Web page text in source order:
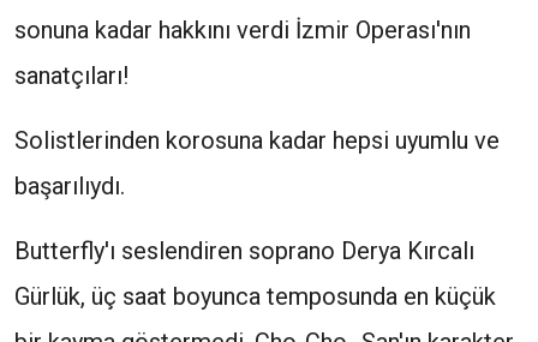
sonuna kadar hakkını verdi İzmir Operası'nın
sanatçıları!
Solistlerinden korosuna kadar hepsi uyumlu ve
başarılıydı.
Butterfly'ı seslendiren soprano Derya Kırcalı
Gürlük, üç saat boyunca temposunda en küçük